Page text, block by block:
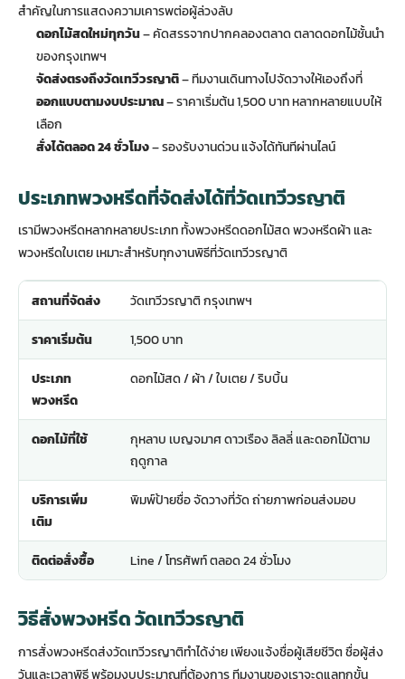
สำคัญในการแสดงความเคารพต่อผู้ล่วงลับ
ดอกไม้สดใหม่ทุกวัน– คัดสรรจากปากคลองตลาด ตลาดดอกไม้ชั้นนำ
ของกรุงเทพฯ
จัดส่งตรงถึงวัดเทวีวรญาติ– ทีมงานเดินทางไปจัดวางให้เองถึงที่
ออกแบบตามงบประมาณ– ราคาเริ่มต้น 1,500 บาท หลากหลายแบบให้
เลือก
สั่งได้ตลอด 24 ชั่วโมง– รองรับงานด่วน แจ้งได้ทันทีผ่านไลน์
ประเภทพวงหรีดที่จัดส่งได้ที่วัดเทวีวรญาติ
เรามีพวงหรีดหลากหลายประเภท ทั้งพวงหรีดดอกไม้สด พวงหรีดผ้า และ
พวงหรีดใบเตย เหมาะสำหรับทุกงานพิธีที่วัดเทวีวรญาติ
สถานที่จัดส่ง วัดเทวีวรญาติ กรุงเทพฯ
ราคาเริ่มต้น 1,500 บาท
ประเภท
พวงหรีด
ดอกไม้สด / ผ้า / ใบเตย / ริบบิ้น
ดอกไม้ที่ใช้
กุหลาบ เบญจมาศ ดาวเรือง ลิลลี่ และดอกไม้ตาม
ฤดูกาล
บริการเพิ่ม
เติม
พิมพ์ป้ายชื่อ จัดวางที่วัด ถ่ายภาพก่อนส่งมอบ
ติดต่อสั่งซื้อ Line / โทรศัพท์ ตลอด 24 ชั่วโมง
วิธีสั่งพวงหรีด วัดเทวีวรญาติ
การสั่งพวงหรีดส่งวัดเทวีวรญาติทำได้ง่าย เพียงแจ้งชื่อผู้เสียชีวิต ชื่อผู้ส่ง
วันและเวลาพิธี พร้อมงบประมาณที่ต้องการ ทีมงานของเราจะดูแลทุกขั้น